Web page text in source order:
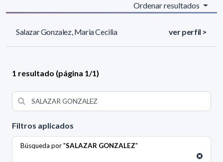
Filtros aplicados
Búsqueda por "SALAZAR GONZALEZ"
Ordenar resultados
Salazar Gonzalez, Maria Cecilia ver perfil >
1 resultado (página 1/1)